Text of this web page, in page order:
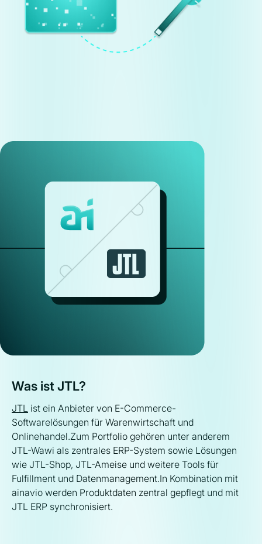
Was ist JTL?
JTL ist ein Anbieter von E-Commerce-
Softwarelösungen für Warenwirtschaft und
Onlinehandel.Zum Portfolio gehören unter anderem
JTL-Wawi als zentrales ERP-System sowie Lösungen
wie JTL-Shop, JTL-Ameise und weitere Tools für
Fulfillment und Datenmanagement.In Kombination mit
ainavio werden Produktdaten zentral gepflegt und mit
JTL ERP synchronisiert.